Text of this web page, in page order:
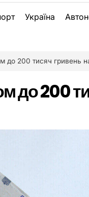
Україна
до 200 тисяч гривень
до 200